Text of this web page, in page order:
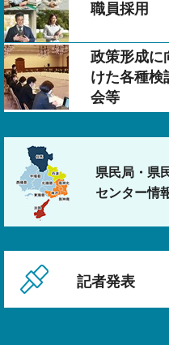
職員採用
政策形成に
けた各種検
会等
県民局・県
センター情
記者発表